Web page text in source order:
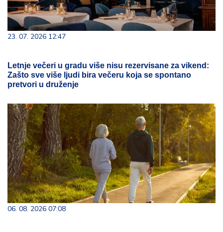
23. 07. 2026 12:47
Letnje večeri u gradu više nisu rezervisane za vikend:
Zašto sve više ljudi bira večeru koja se spontano
pretvori u druženje
06. 08. 2026 07:08